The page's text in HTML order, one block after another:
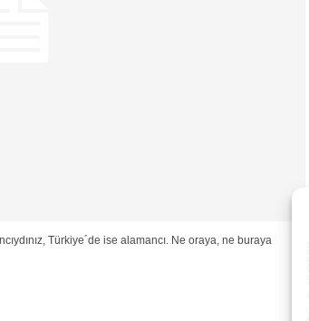
Türkiye´de ise alamancı. Ne oraya, ne buraya